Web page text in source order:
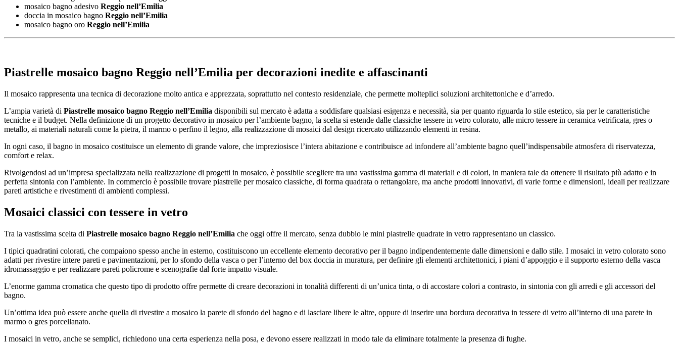
mosaico bagno adesivo Reggio nell’Emilia
doccia in mosaico bagno Reggio nell’Emilia
mosaico bagno oro Reggio nell’Emilia
Piastrelle mosaico bagno Reggio nell’Emilia per decorazioni inedite e affascinanti
Il mosaico rappresenta una tecnica di decorazione molto antica e apprezzata, soprattutto nel contesto residenziale, che permette molteplici soluzioni architettoniche e d’arredo.
L’ampia varietà di Piastrelle mosaico bagno Reggio nell’Emilia disponibili sul mercato è adatta a soddisfare qualsiasi esigenza e necessità, sia per quanto riguarda lo stile estetico, sia per le caratteristiche
tecniche e il budget. Nella definizione di un progetto decorativo in mosaico per l’ambiente bagno, la scelta si estende dalle classiche tessere in vetro colorato, alle micro tessere in ceramica vetrificata, gres o
metallo, ai materiali naturali come la pietra, il marmo o perfino il legno, alla realizzazione di mosaici dal design ricercato utilizzando elementi in resina.
In ogni caso, il bagno in mosaico costituisce un elemento di grande valore, che impreziosisce l’intera abitazione e contribuisce ad infondere all’ambiente bagno quell’indispensabile atmosfera di riservatezza,
comfort e relax.
Rivolgendosi ad un’impresa specializzata nella realizzazione di progetti in mosaico, è possibile scegliere tra una vastissima gamma di materiali e di colori, in maniera tale da ottenere il risultato più adatto e in
perfetta sintonia con l’ambiente. In commercio è possibile trovare piastrelle per mosaico classiche, di forma quadrata o rettangolare, ma anche prodotti innovativi, di varie forme e dimensioni, ideali per realizzare
pareti artistiche e rivestimenti di ambienti complessi.
Mosaici classici con tessere in vetro
Tra la vastissima scelta di Piastrelle mosaico bagno Reggio nell’Emilia che oggi offre il mercato, senza dubbio le mini piastrelle quadrate in vetro rappresentano un classico.
I tipici quadratini colorati, che compaiono spesso anche in esterno, costituiscono un eccellente elemento decorativo per il bagno indipendentemente dalle dimensioni e dallo stile. I mosaici in vetro colorato sono
adatti per rivestire intere pareti e pavimentazioni, per lo sfondo della vasca o per l’interno del box doccia in muratura, per definire gli elementi architettonici, i piani d’appoggio e il supporto esterno della vasca
idromassaggio e per realizzare pareti policrome e scenografie dal forte impatto visuale.
L’enorme gamma cromatica che questo tipo di prodotto offre permette di creare decorazioni in tonalità differenti di un’unica tinta, o di accostare colori a contrasto, in sintonia con gli arredi e gli accessori del
bagno.
Un’ottima idea può essere anche quella di rivestire a mosaico la parete di sfondo del bagno e di lasciare libere le altre, oppure di inserire una bordura decorativa in tessere di vetro all’interno di una parete in
marmo o gres porcellanato.
I mosaici in vetro, anche se semplici, richiedono una certa esperienza nella posa, e devono essere realizzati in modo tale da eliminare totalmente la presenza di fughe.